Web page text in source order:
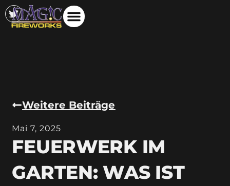
Weitere Beiträge
Mai 7, 2025
FEUERWERK IM
GARTEN: WAS IST